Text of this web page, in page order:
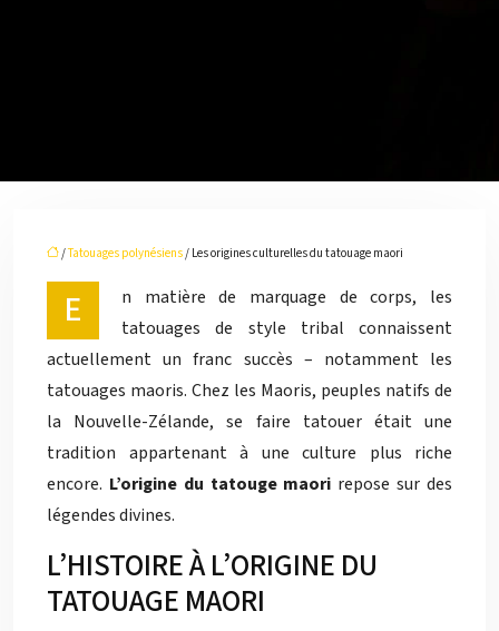
/Tatouages polynésiens/ Les origines culturelles du tatouage maori
En matière de marquage de corps, les
tatouages de style tribal connaissent
actuellement un franc succès – notamment les
tatouages maoris. Chez les Maoris, peuples natifs de
la Nouvelle-Zélande, se faire tatouer était une
tradition appartenant à une culture plus riche
encore. L’origine du tatouge maori repose sur des
légendes divines.
L’HISTOIRE À L’ORIGINE DU
TATOUAGE MAORI